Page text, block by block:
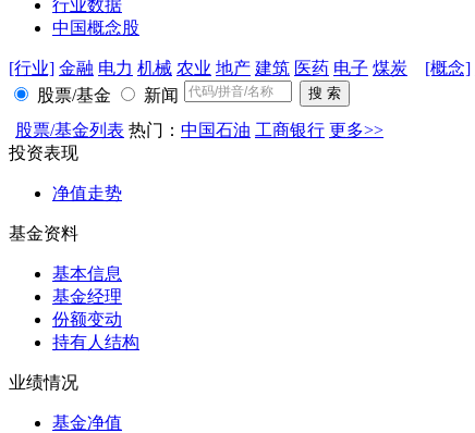
行业数据
中国概念股
[行业] 金融 电力 机械 农业 地产 建筑 医药 电子 煤炭 [概念]
股票/基金
新闻
股票/基金列表 热门： 中国石油 工商银行 更多>>
投资表现
净值走势
基金资料
基本信息
基金经理
份额变动
持有人结构
业绩情况
基金净值